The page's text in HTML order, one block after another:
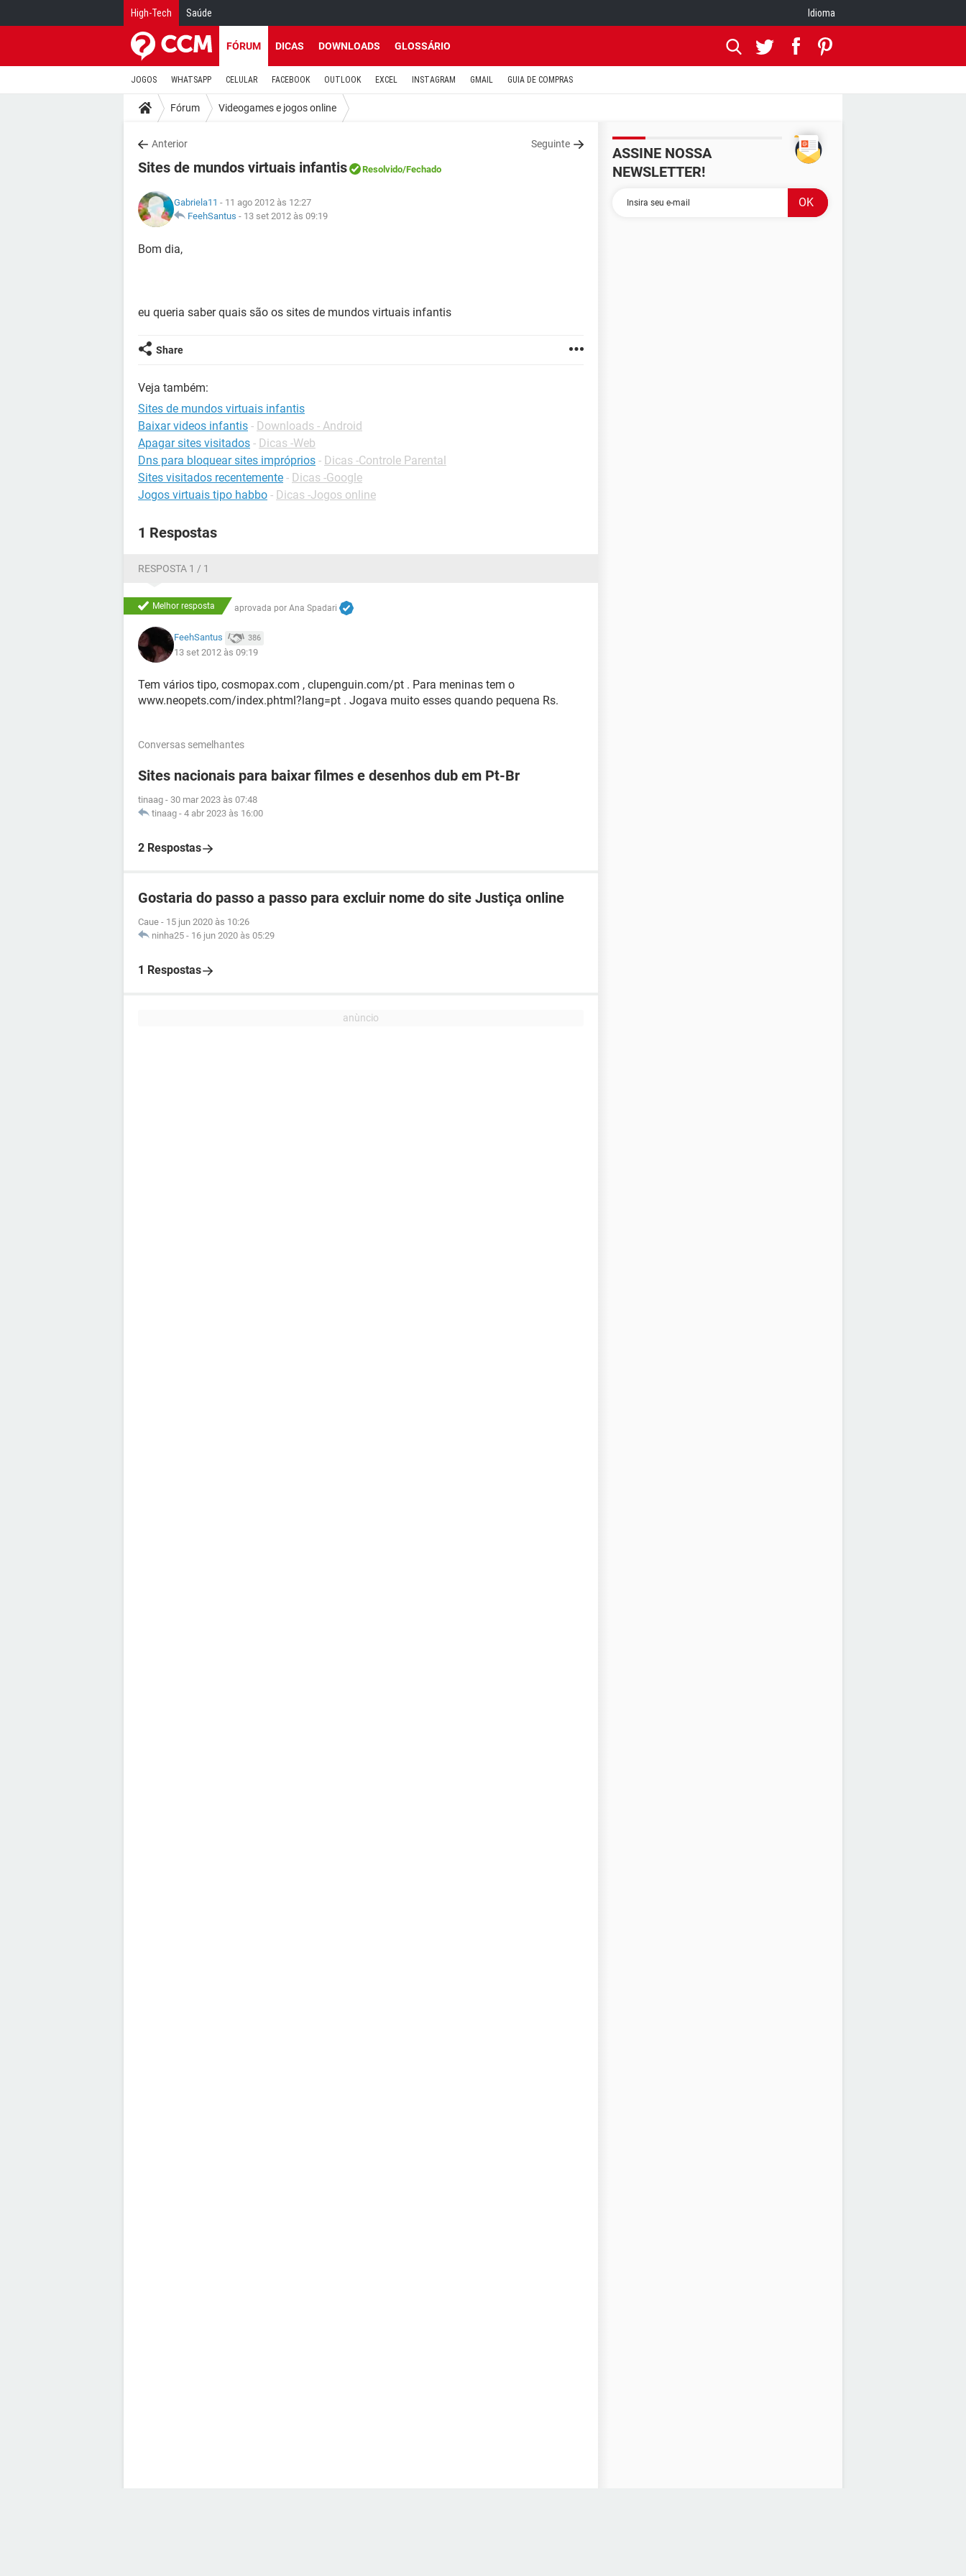
High-Tech Saúde Idioma
FÓRUM DICAS DOWNLOADS GLOSSÁRIO
JOGOS WHATSAPP CELULAR FACEBOOK OUTLOOK EXCEL INSTAGRAM GMAIL GUIA DE COMPRAS
Fórum Videogames e jogos online
Anterior Seguinte
Sites de mundos virtuais infantis Resolvido/Fechado
Gabriela11 - 11 ago 2012 às 12:27
FeehSantus - 13 set 2012 às 09:19
Bom dia,
eu queria saber quais são os sites de mundos virtuais infantis
Share
Veja também:
Sites de mundos virtuais infantis
Baixar videos infantis - Downloads - Android
Apagar sites visitados - Dicas -Web
Dns para bloquear sites impróprios - Dicas -Controle Parental
Sites visitados recentemente - Dicas -Google
Jogos virtuais tipo habbo - Dicas -Jogos online
1 Respostas
RESPOSTA 1 / 1
Melhor resposta aprovada por Ana Spadari
FeehSantus 386
13 set 2012 às 09:19
Tem vários tipo, cosmopax.com , clupenguin.com/pt . Para meninas tem o
www.neopets.com/index.phtml?lang=pt . Jogava muito esses quando pequena Rs.
Conversas semelhantes
Sites nacionais para baixar filmes e desenhos dub em Pt-Br
tinaag - 30 mar 2023 às 07:48
tinaag - 4 abr 2023 às 16:00
2 Respostas
Gostaria do passo a passo para excluir nome do site Justiça online
Caue - 15 jun 2020 às 10:26
ninha25 - 16 jun 2020 às 05:29
1 Respostas
ASSINE NOSSA
NEWSLETTER!